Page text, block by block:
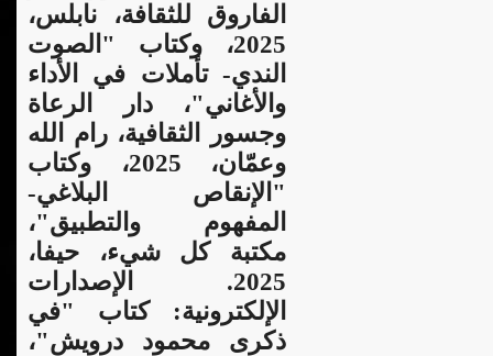
الفاروق للثقافة، نابلس،
2025، وكتاب "الصوت
الندي- تأملات في الأداء
والأغاني"، دار الرعاة
وجسور الثقافية، رام الله
وعمّان، 2025، وكتاب
"الإنقاص البلاغي-
المفهوم والتطبيق"،
مكتبة كل شيء، حيفا،
2025. الإصدارات
الإلكترونية: كتاب "في
ذكرى محمود درويش"،